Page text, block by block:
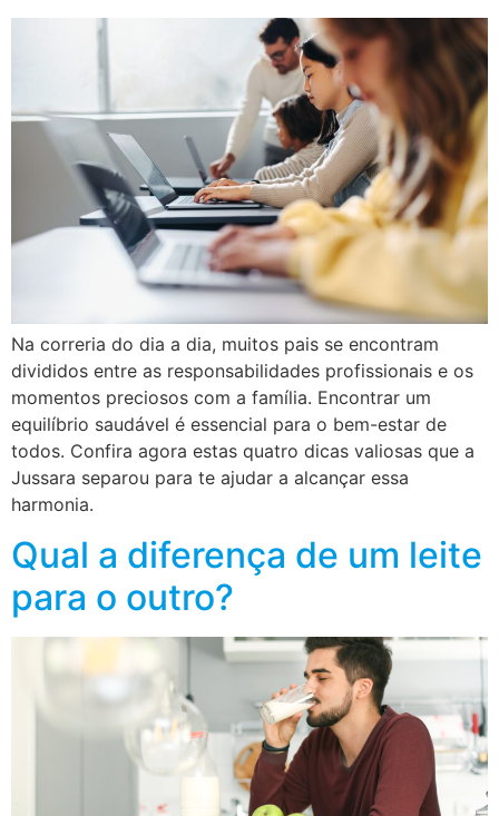
Na correria do dia a dia, muitos pais se encontram
divididos entre as responsabilidades profissionais e os
momentos preciosos com a família. Encontrar um
equilíbrio saudável é essencial para o bem-estar de
todos. Confira agora estas quatro dicas valiosas que a
Jussara separou para te ajudar a alcançar essa
harmonia.
Qual a diferença de um leite
para o outro?